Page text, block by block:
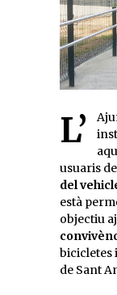
L’Ajuntament de Barcelona ha
usuaris
del
està
objectiu
bicicletes
de Sant